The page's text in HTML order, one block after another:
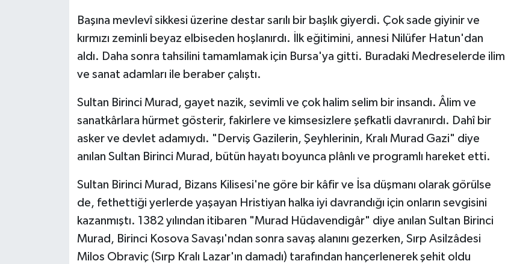
Başına mevlevî sikkesi üzerine destar sarılı bir başlık giyerdi. Çok sade giyinir ve
kırmızı zeminli beyaz elbiseden hoşlanırdı. İlk eğitimini, annesi Nilüfer Hatun'dan
aldı. Daha sonra tahsilini tamamlamak için Bursa'ya gitti. Buradaki Medreselerde ilim
ve sanat adamları ile beraber çalıştı.
Sultan Birinci Murad, gayet nazik, sevimli ve çok halim selim bir insandı. Âlim ve
sanatkârlara hürmet gösterir, fakirlere ve kimsesizlere şefkatli davranırdı. Dahî bir
asker ve devlet adamıydı. "Derviş Gazilerin, Şeyhlerinin, Kralı Murad Gazi" diye
anılan Sultan Birinci Murad, bütün hayatı boyunca plânlı ve programlı hareket etti.
Sultan Birinci Murad, Bizans Kilisesi'ne göre bir kâfir ve İsa düşmanı olarak görülse
de, fethettiği yerlerde yaşayan Hristiyan halka iyi davrandığı için onların sevgisini
kazanmıştı. 1382 yılından itibaren "Murad Hüdavendigâr" diye anılan Sultan Birinci
Murad, Birinci Kosova Savaşı'ndan sonra savaş alanını gezerken, Sırp Asilzâdesi
Milos Obraviç (Sırp Kralı Lazar'ın damadı) tarafından hançerlenerek şehit oldu